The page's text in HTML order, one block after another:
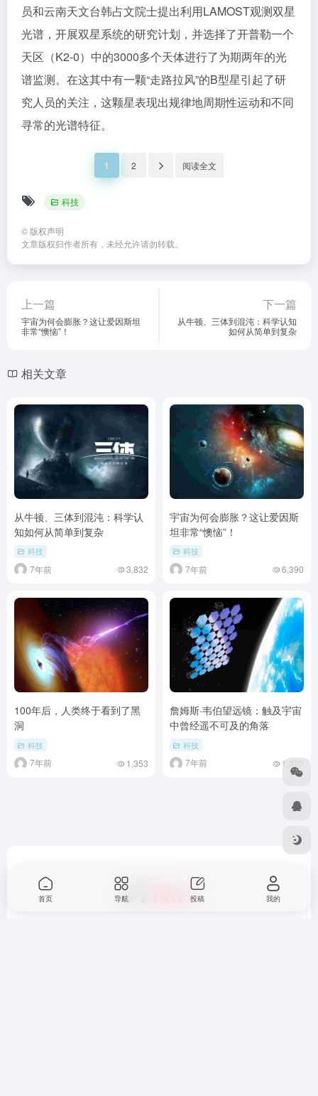
员和云南天文台韩占文院士提出利用LAMOST观测双星
光谱，开展双星系统的研究计划，并选择了开普勒一个
天区（K2-0）中的3000多个天体进行了为期两年的光
谱监测。在这其中有一颗“走路拉风”的B型星引起了研
究人员的关注，这颗星表现出规律地周期性运动和不同
寻常的光谱特征。
1 2 阅读全文
科技
© 版权声明
文章版权归作者所有，未经允许请勿转载。
上一篇
宇宙为何会膨胀？这让爱因斯坦
非常“懊恼”！
下一篇
从牛顿、三体到混沌：科学认知
如何从简单到复杂
相关文章
从牛顿、三体到混沌：科学认
知如何从简单到复杂
科技
7年前 3,832
宇宙为何会膨胀？这让爱因斯
坦非常“懊恼”！
科技
7年前 6,390
100年后，人类终于看到了黑
洞
科技
7年前 1,353
詹姆斯·韦伯望远镜：触及宇宙
中曾经遥不可及的角落
科技
7年前 1,879
首页 导航 投稿 我的